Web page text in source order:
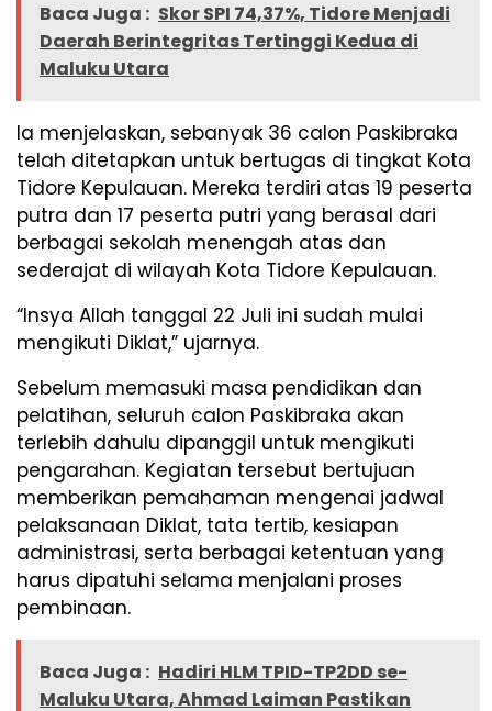
Baca Juga : Skor SPI 74,37%, Tidore Menjadi
Daerah Berintegritas Tertinggi Kedua di
Maluku Utara
Ia menjelaskan, sebanyak 36 calon Paskibraka
telah ditetapkan untuk bertugas di tingkat Kota
Tidore Kepulauan. Mereka terdiri atas 19 peserta
putra dan 17 peserta putri yang berasal dari
berbagai sekolah menengah atas dan
sederajat di wilayah Kota Tidore Kepulauan.
“Insya Allah tanggal 22 Juli ini sudah mulai
mengikuti Diklat,” ujarnya.
Sebelum memasuki masa pendidikan dan
pelatihan, seluruh calon Paskibraka akan
terlebih dahulu dipanggil untuk mengikuti
pengarahan. Kegiatan tersebut bertujuan
memberikan pemahaman mengenai jadwal
pelaksanaan Diklat, tata tertib, kesiapan
administrasi, serta berbagai ketentuan yang
harus dipatuhi selama menjalani proses
pembinaan.
Baca Juga : Hadiri HLM TPID-TP2DD se-
Maluku Utara, Ahmad Laiman Pastikan